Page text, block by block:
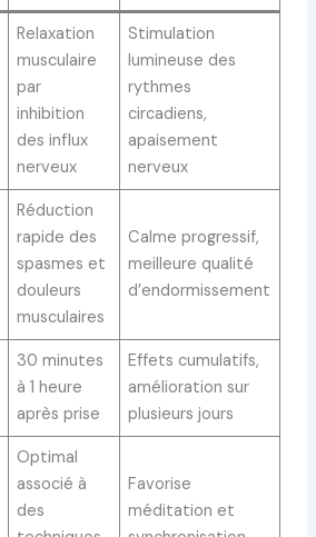
Relaxation
musculaire
par
inhibition
des influx
nerveux
Stimulation
lumineuse des
rythmes
circadiens,
apaisement
nerveux
Réduction
rapide des
spasmes et
douleurs
musculaires
Calme progressif,
meilleure qualité
d’endormissement
30 minutes
à 1 heure
après prise
Effets cumulatifs,
amélioration sur
plusieurs jours
Optimal
associé à
des
Favorise
méditation et